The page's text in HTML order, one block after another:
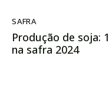
SAFRA
Produção de soja:
na safra 2024